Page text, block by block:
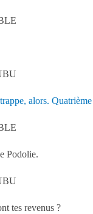
alors.
Podolie.
tes revenus ?